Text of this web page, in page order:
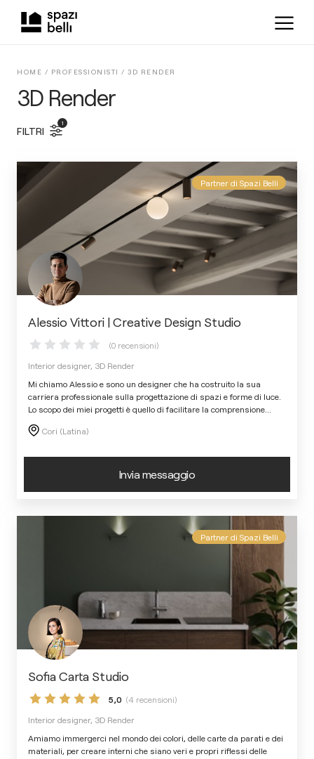
3D Render
HOME / PROFESSIONISTI / 3D RENDER
FILTRI
1
Partner di Spazi Belli
Alessio Vittori | Creative Design Studio
(0 recensioni)
Interior designer, 3D Render
Mi chiamo Alessio e sono un designer che ha costruito la sua
carriera professionale sulla progettazione di spazi e forme di luce.
Lo scopo dei miei progetti è quello di facilitare la comprensione
Cori (Latina)
Invia messaggio
Partner di Spazi Belli
Sofia Carta Studio
5,0 (4 recensioni)
Interior designer, 3D Render
Amiamo immergerci nel mondo dei colori, delle carte da parati e dei
materiali, per creare interni che siano veri e propri riflessi delle